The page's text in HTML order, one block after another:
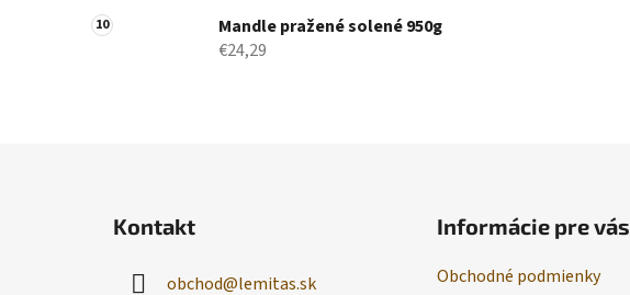
Mandle pražené solené 950g
€24,29
Kontakt
obchod@lemitas.sk
Informácie pre vás
Obchodné podmienky